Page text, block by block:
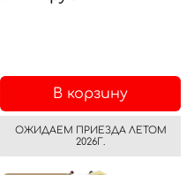
В корзину
ОЖИДАЕМ ПРИЕЗДА ЛЕТОМ
2026Г.